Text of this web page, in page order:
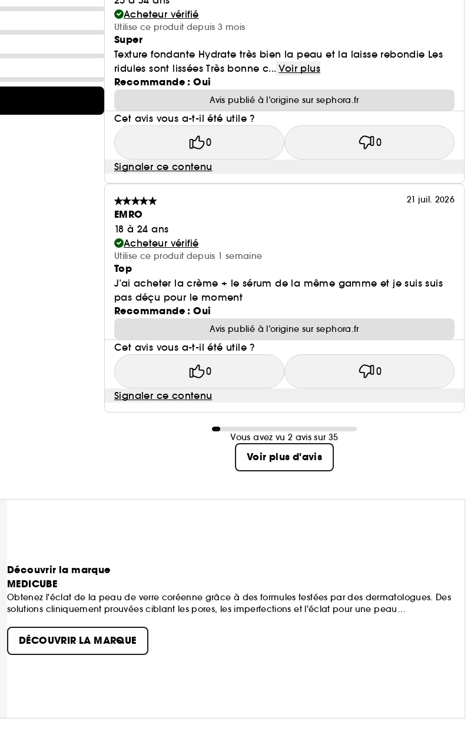
Acheteur vérifié
Utilise ce produit depuis 3 mois
Super
Texture fondante Hydrate très bien la peau et la laisse rebondie Les
ridules sont lissées Très bonne c... Voir plus
Recommande : Oui
Avis publié à l’origine sur sephora.fr
Cet avis vous a-t-il été utile ?
0 0
Signaler ce contenu
21 juil. 2026
EMRO
18 à 24 ans
Acheteur vérifié
Utilise ce produit depuis 1 semaine
Top
J’ai acheter la crème + le sérum de la même gamme et je suis suis
pas déçu pour le moment
Recommande : Oui
Avis publié à l’origine sur sephora.fr
Cet avis vous a-t-il été utile ?
0 0
Signaler ce contenu
Vous avez vu 2 avis sur 35
Voir plus d'avis
Découvrir la marque
MEDICUBE
Obtenez l'éclat de la peau de verre coréenne grâce à des formules testées par des dermatologues. Des
solutions cliniquement prouvées ciblant les pores, les imperfections et l'éclat pour une peau
DÉCOUVRIR LA MARQUE